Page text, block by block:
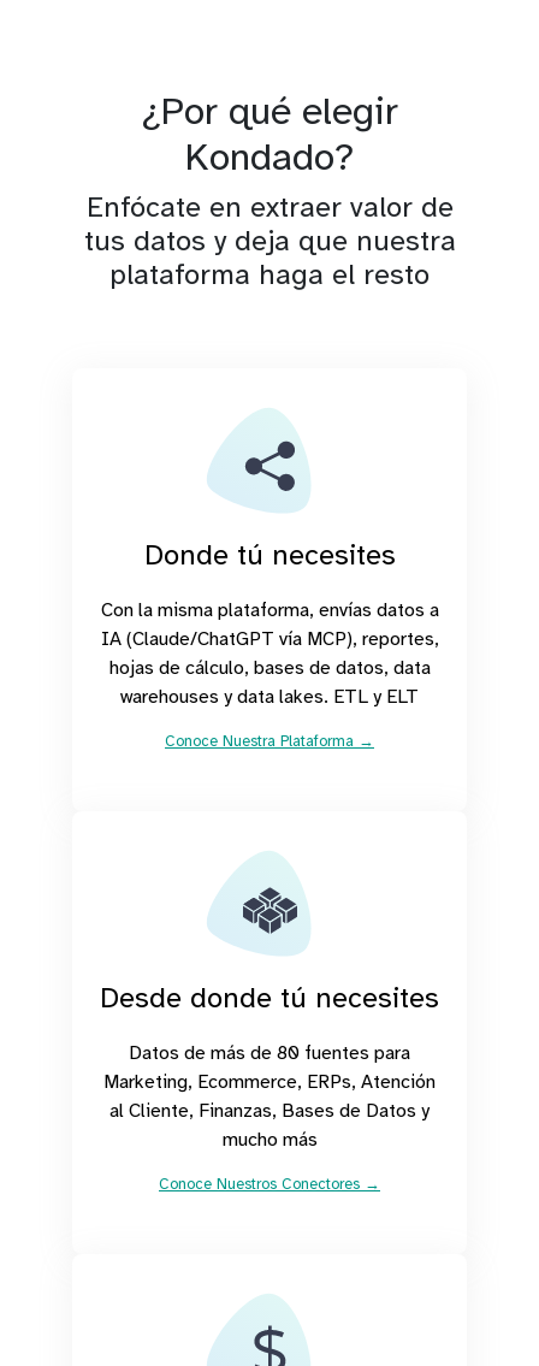
¿Por qué elegir
Kondado?
Enfócate en extraer valor de
tus datos y deja que nuestra
plataforma haga el resto
Donde tú necesites
Con la misma plataforma, envías datos a
IA (Claude/ChatGPT vía MCP), reportes,
hojas de cálculo, bases de datos, data
warehouses y data lakes. ETL y ELT
Conoce Nuestra Plataforma →
Desde donde tú necesites
Datos de más de 80 fuentes para
Marketing, Ecommerce, ERPs, Atención
al Cliente, Finanzas, Bases de Datos y
mucho más
Conoce Nuestros Conectores →